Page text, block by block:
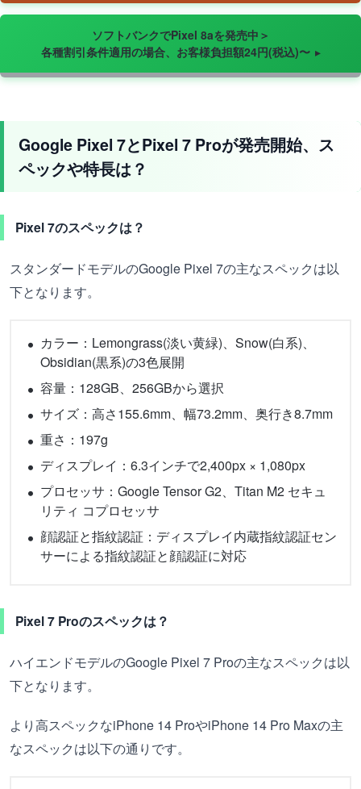
ソフトバンクでPixel 8aを発売中＞
各種割引条件適用の場合、お客様負担額24円(税込)〜
Google Pixel 7とPixel 7 Proが発売開始、ス
ペックや特長は？
Pixel 7のスペックは？
スタンダードモデルのGoogle Pixel 7の主なスペックは以
下となります。
カラー：Lemongrass(淡い黄緑)、Snow(白系)、
Obsidian(黒系)の3色展開
容量：128GB、256GBから選択
サイズ：高さ155.6mm、幅73.2mm、奥行き8.7mm
重さ：197g
ディスプレイ：6.3インチで2,400px × 1,080px
プロセッサ：Google Tensor G2、Titan M2 セキュ
リティ コプロセッサ
顔認証と指紋認証：ディスプレイ内蔵指紋認証セン
サーによる指紋認証と顔認証に対応
Pixel 7 Proのスペックは？
ハイエンドモデルのGoogle Pixel 7 Proの主なスペックは以
下となります。
より高スペックなiPhone 14 ProやiPhone 14 Pro Maxの主
なスペックは以下の通りです。